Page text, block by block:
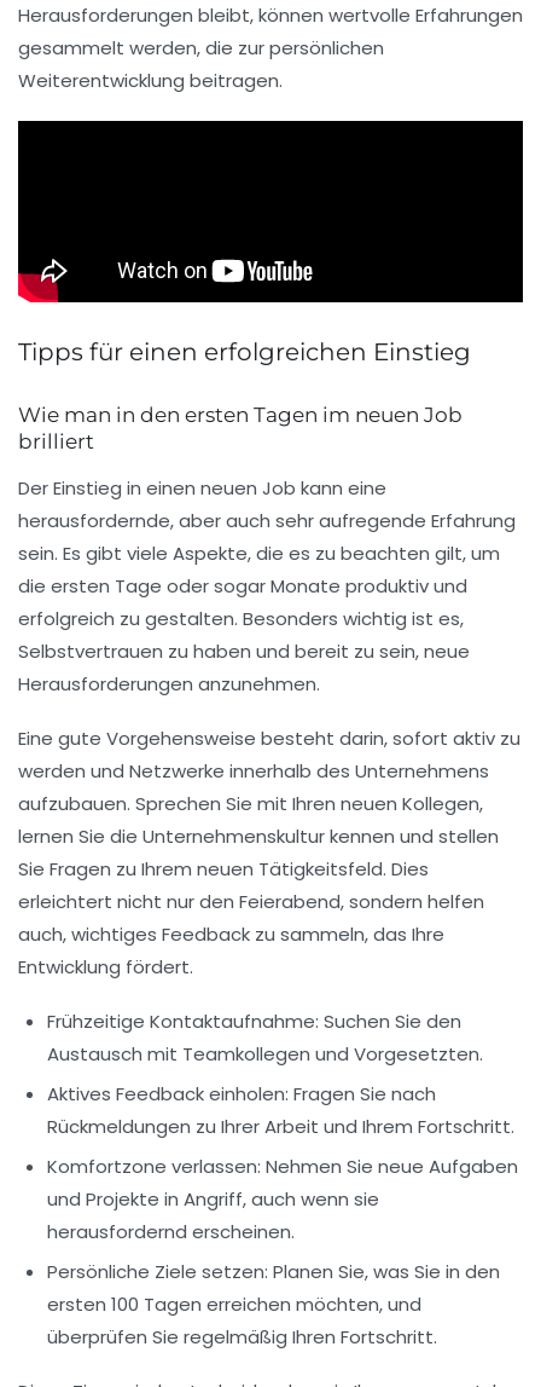
Herausforderungen bleibt, können wertvolle Erfahrungen
gesammelt werden, die zurpersönlichen
Weiterentwicklung beitragen.
Tipps für einen erfolgreichen Einstieg
Wie man in den ersten Tagen im neuen Job
brilliert
Der Einstieg in einen neuen Job kann eine
herausfordernde, aber auch sehraufregende Erfahrung
sein. Es gibt viele Aspekte, die es zu beachten gilt, um
die ersten Tage oder sogar Monate produktiv und
erfolgreich zu gestalten. Besonders wichtig ist es,
Selbstvertrauen zu haben und bereit zu sein, neue
Herausforderungen anzunehmen.
Eine gute Vorgehensweise besteht darin, sofort aktiv zu
werden und Netzwerke innerhalb des Unternehmens
aufzubauen. Sprechen Sie mit Ihren neuen Kollegen,
lernen Sie die Unternehmenskultur kennen und stellen
Sie Fragen zu Ihrem neuen Tätigkeitsfeld. Dies
erleichtert nicht nur den Feierabend, sondern helfen
auch, wichtiges Feedback zu sammeln, das Ihre
Entwicklung fördert.
Frühzeitige Kontaktaufnahme: Suchen Sie den
Austausch mit Teamkollegen und Vorgesetzten.
Aktives Feedback einholen: Fragen Sie nach
Rückmeldungen zu Ihrer Arbeit und Ihrem Fortschritt.
Komfortzone verlassen: Nehmen Sie neue Aufgaben
und Projekte in Angriff, auch wenn sie
herausfordernd erscheinen.
Persönliche Ziele setzen: Planen Sie, was Sie in den
ersten 100 Tagen erreichen möchten, und
überprüfen Sie regelmäßig Ihren Fortschritt.